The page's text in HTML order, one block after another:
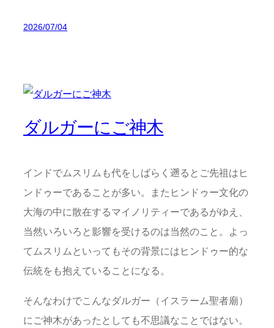
2026/07/04
ダルガーにご神木
インドでムスリムも代をしばらく遡るとご先祖はヒ
ンドゥーであることが多い。またヒンドゥー文化の
大海の中に散在するマイノリティーであるがゆえ、
当然いろいろと影響を受けるのは当然のこと。よっ
てムスリムといってもその背景にはヒンドゥー的な
伝統をも抱えていることになる。
そんなわけでこんなダルガー（イスラーム聖者廟）
にご神木があったとしても不思議なことではない。